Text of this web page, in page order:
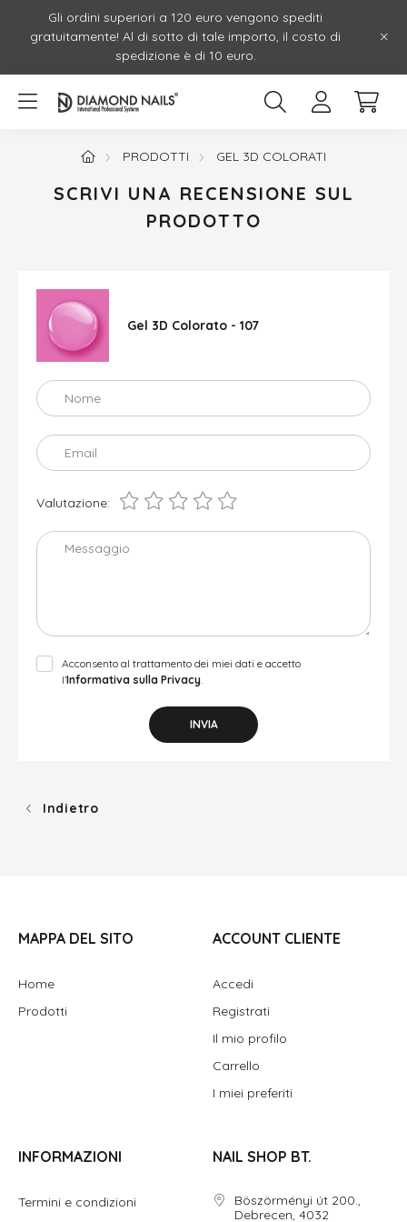
Gli ordini superiori a 120 euro vengono spediti
gratuitamente! Al di sotto di tale importo, il costo di
spedizione è di 10 euro.
PRODOTTI GEL 3D COLORATI
SCRIVI UNA RECENSIONE SUL
PRODOTTO
Gel 3D Colorato - 107
Nome
Email
Valutazione:
Messaggio
Acconsento al trattamento dei miei dati e accetto
l’Informativa sulla Privacy
INVIA
Indietro
MAPPA DEL SITO
Home
Prodotti
ACCOUNT CLIENTE
Accedi
Registrati
Il mio profilo
Carrello
I miei preferiti
INFORMAZIONI
Termini e condizioni
NAIL SHOP BT.
Böszörményi út 200.,
Debrecen, 4032